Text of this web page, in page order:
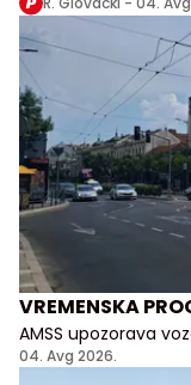
VREMENSKA
AMSS upozorava
stvari kao i da ne
04. Avg 2026.